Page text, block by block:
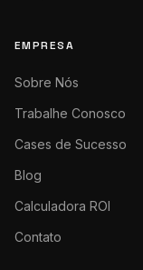
EMPRESA
Sobre Nós
Trabalhe Conosco
Cases de Sucesso
Blog
Calculadora ROI
Contato